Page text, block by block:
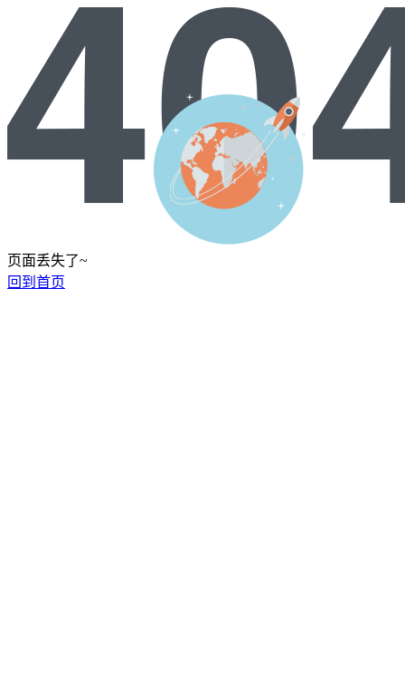
页面丢失了~
回到首页